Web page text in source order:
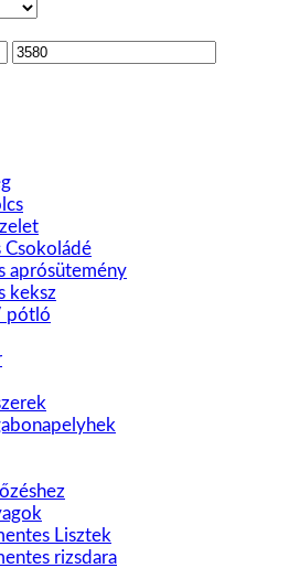
Max
Csokoládé
aprósütemény
keksz
pótló
Lisztek
rizsdara